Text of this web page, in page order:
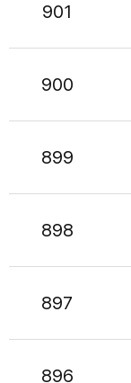
901
900
899
898
897
896